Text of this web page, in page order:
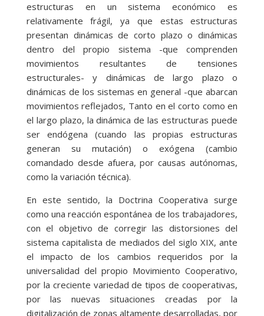
estructuras en un sistema económico es
relativamente frágil, ya que estas estructuras
presentan dinámicas de corto plazo o dinámicas
dentro del propio sistema -que comprenden
movimientos resultantes de tensiones
estructurales- y dinámicas de largo plazo o
dinámicas de los sistemas en general -que abarcan
movimientos reflejados, Tanto en el corto como en
el largo plazo, la dinámica de las estructuras puede
ser endógena (cuando las propias estructuras
generan su mutación) o exógena (cambio
comandado desde afuera, por causas autónomas,
como la variación técnica).
En este sentido, la Doctrina Cooperativa surge
como una reacción espontánea de los trabajadores,
con el objetivo de corregir las distorsiones del
sistema capitalista de mediados del siglo XIX, ante
el impacto de los cambios requeridos por la
universalidad del propio Movimiento Cooperativo,
por la creciente variedad de tipos de cooperativas,
por las nuevas situaciones creadas por la
digitalización de zonas altamente desarrolladas, por